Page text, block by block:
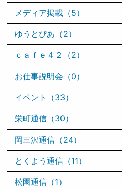
メディア掲載（5）
ゆうとぴあ（2）
ｃａｆｅ４２（2）
お仕事説明会（0）
イベント（33）
栄町通信（30）
岡三沢通信（24）
とくよう通信（11）
松園通信（1）